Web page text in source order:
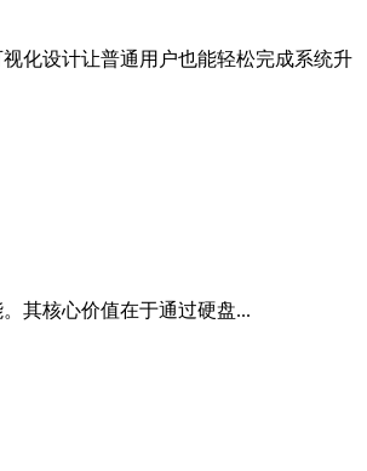
化设计让普通用户也能轻松完成系统升
其核心价值在于通过硬盘...